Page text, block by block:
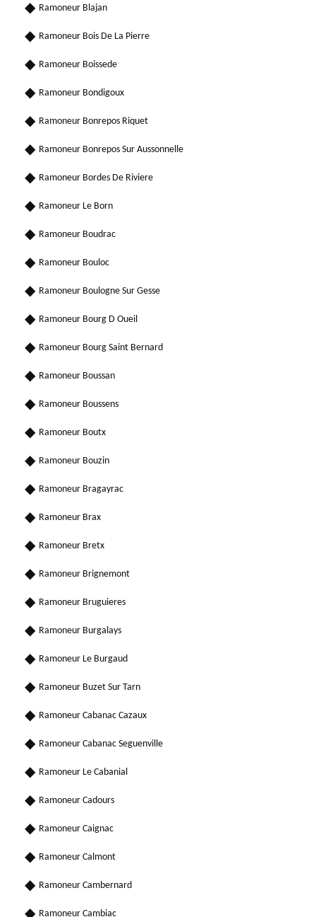
Ramoneur Blajan
Ramoneur Bois De La Pierre
Ramoneur Boissede
Ramoneur Bondigoux
Ramoneur Bonrepos Riquet
Ramoneur Bonrepos Sur Aussonnelle
Ramoneur Bordes De Riviere
Ramoneur Le Born
Ramoneur Boudrac
Ramoneur Bouloc
Ramoneur Boulogne Sur Gesse
Ramoneur Bourg D Oueil
Ramoneur Bourg Saint Bernard
Ramoneur Boussan
Ramoneur Boussens
Ramoneur Boutx
Ramoneur Bouzin
Ramoneur Bragayrac
Ramoneur Brax
Ramoneur Bretx
Ramoneur Brignemont
Ramoneur Bruguieres
Ramoneur Burgalays
Ramoneur Le Burgaud
Ramoneur Buzet Sur Tarn
Ramoneur Cabanac Cazaux
Ramoneur Cabanac Seguenville
Ramoneur Le Cabanial
Ramoneur Cadours
Ramoneur Caignac
Ramoneur Calmont
Ramoneur Cambernard
Ramoneur Cambiac